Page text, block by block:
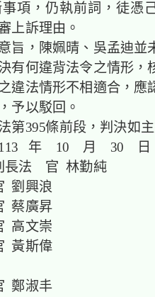
項，仍執前詞，徒憑
上訴理由。
旨，陳姵晴、吳孟迪並
有何違背法令之情形，
違法情形不相適合，應
予以駁回。
第395條前段，判決如
年 10 月 30 日
官 林勤純
浪
昇
崇
偉
丰